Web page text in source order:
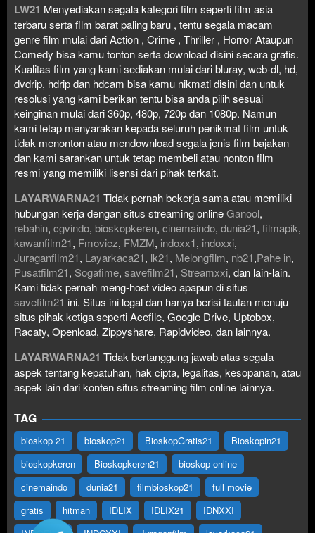
LW21 Menyediakan segala kategori film seperti film asia
terbaru serta film barat paling baru , tentu segala macam
genre film mulai dari Action , Crime , Thriller , Horror Ataupun
Comedy bisa kamu tonton serta download disini secara gratis.
Kualitas film yang kami sediakan mulai dari bluray, web-dl, hd,
dvdrip, hdrip dan hdcam bisa kamu nikmati disini dan untuk
resolusi yang kami berikan tentu bisa anda pilih sesuai
keinginan mulai dari 360p, 480p, 720p dan 1080p. Namun
kami tetap menyarakan kepada seluruh penikmat film untuk
tidak menonton atau mendownload segala jenis film bajakan
dan kami sarankan untuk tetap membeli atau nonton film
resmi yang memiliki lisensi dari pihak terkait.
LAYARWARNA21 Tidak pernah bekerja sama atau memiliki
hubungan kerja dengan situs streaming onlineGanool,
rebahin, cgvindo, bioskopkeren, cinemaindo, dunia21, filmapik,
kawanfilm21, Fmoviez, FMZM, indoxx1, indoxxi,
Juraganfilm21, Layarkaca21, lk21, Melongfilm, nb21,Pahe in,
Pusatfilm21, Sogafime, savefilm21, Streamxxi, dan lain-lain.
Kami tidak pernah meng-host video apapun di situs
savefilm21 ini. Situs ini legal dan hanya berisi tautan menuju
situs pihak ketiga seperti Acefile, Google Drive, Uptobox,
Racaty, Openload, Zippyshare, Rapidvideo, dan lainnya.
LAYARWARNA21 Tidak bertanggung jawab atas segala
aspek tentang kepatuhan, hak cipta, legalitas, kesopanan, atau
aspek lain dari konten situs streaming film online lainnya.
TAG
bioskop 21 bioskop21 BioskopGratis21
Bioskopin21
bioskopkeren
Bioskopkeren21
bioskop online
cinemaindo
dunia21 filmbioskop21
full movie
gratis
hitman IDLIX IDLIX21
IDNXXI